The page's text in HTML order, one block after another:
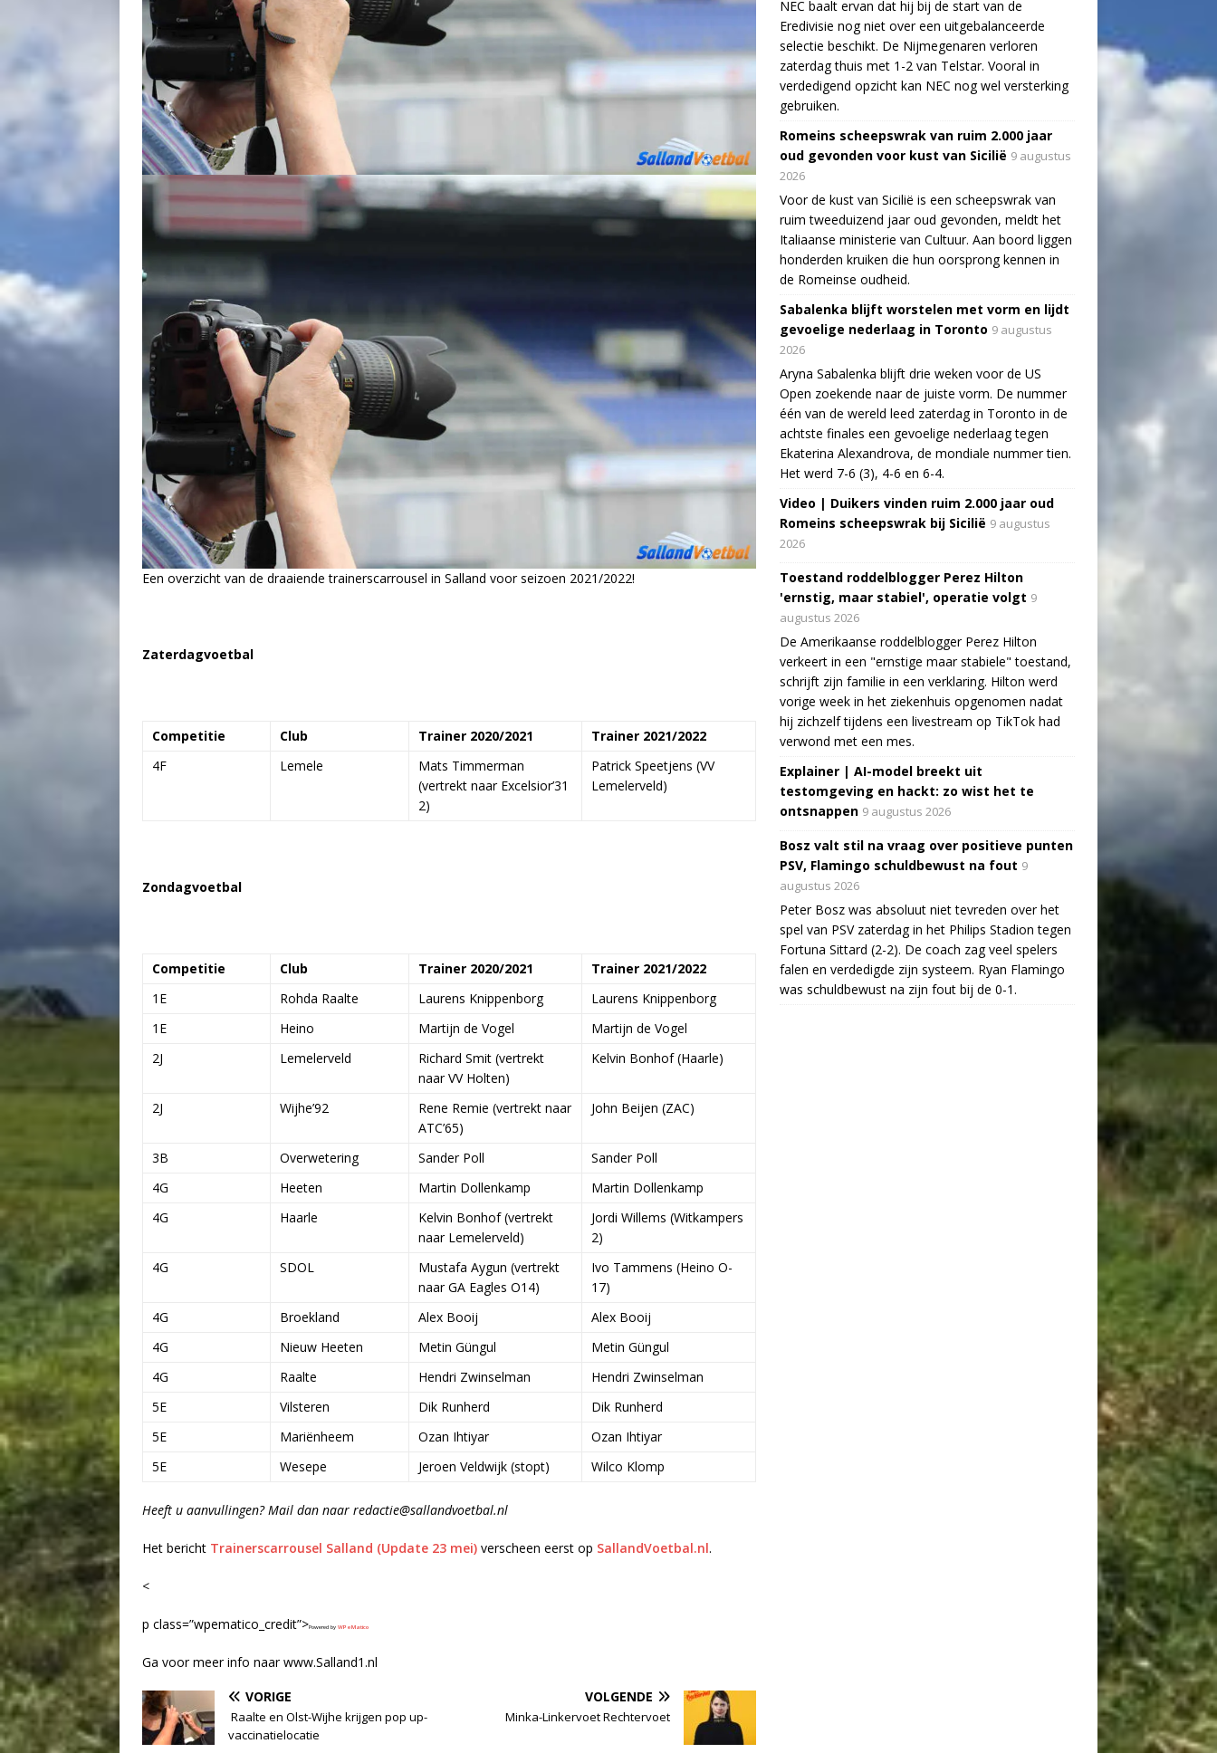
Een overzicht van de draaiende trainerscarrousel in Salland voor seizoen 2021/2022!
Zaterdagvoetbal
Competitie Club Trainer 2020/2021
Trainer 2021/2022
4F
Lemele
Mats Timmerman
(vertrekt naar Excelsior’31
2)
Patrick Speetjens (VV
Lemelerveld)
Zondagvoetbal
Competitie Club Trainer 2020/2021
Trainer 2021/2022
1E
Rohda Raalte Laurens Knippenborg
Laurens Knippenborg
1E
Heino Martijn de Vogel
Martijn de Vogel
2J
Lemelerveld
Richard Smit (vertrekt
naar VV Holten)
Kelvin Bonhof (Haarle)
2J Wijhe’92
Rene Remie (vertrekt naar
ATC’65)
John Beijen (ZAC)
3B Overwetering Sander Poll
Sander Poll
4G
Heeten Martin Dollenkamp
Martin Dollenkamp
4G
Haarle
Kelvin Bonhof (vertrekt
naar Lemelerveld)
Jordi Willems (Witkampers
2)
4G
SDOL
Mustafa Aygun (vertrekt
naar GA Eagles O14)
Ivo Tammens (Heino O-
17)
4G
Broekland Alex Booij
Alex Booij
4G Nieuw Heeten Metin Güngul
Metin Güngul
4G
Raalte Hendri Zwinselman
Hendri Zwinselman
5E
Vilsteren Dik Runherd
Dik Runherd
5E
Mariënheem Ozan Ihtiyar
Ozan Ihtiyar
5E
Wesepe Jeroen Veldwijk (stopt) Wilco Klomp
Heeft u aanvullingen? Mail dan naar redactie@sallandvoetbal.nl
Het bericht Trainerscarrousel Salland (Update 23 mei) verscheen eerst op SallandVoetbal.nl.
<
p class=”wpematico_credit”>Powered by WPeMatico
Ga voor meer info naar www.Salland1.nl
VORIGE
Raalte en Olst-Wijhe krijgen pop up-
vaccinatielocatie
VOLGENDE
Minka-Linkervoet Rechtervoet
NEC baalt ervan dat hij bij de start van de
Eredivisie nog niet over een uitgebalanceerde
selectie beschikt. De Nijmegenaren verloren
zaterdag thuis met 1-2 van Telstar. Vooral in
verdedigend opzicht kan NEC nog wel versterking
gebruiken.
Romeins scheepswrak van ruim 2.000 jaar
oud gevonden voor kust van Sicilië 9 augustus
2026
Voor de kust van Sicilië is een scheepswrak van
ruim tweeduizend jaar oud gevonden, meldt het
Italiaanse ministerie van Cultuur. Aan boord liggen
honderden kruiken die hun oorsprong kennen in
de Romeinse oudheid.
Sabalenka blijft worstelen met vorm en lijdt
gevoelige nederlaag in Toronto 9 augustus
2026
Aryna Sabalenka blijft drie weken voor de US
Open zoekende naar de juiste vorm. De nummer
één van de wereld leed zaterdag in Toronto in de
achtste finales een gevoelige nederlaag tegen
Ekaterina Alexandrova, de mondiale nummer tien.
Het werd 7-6 (3), 4-6 en 6-4.
Video | Duikers vinden ruim 2.000 jaar oud
Romeins scheepswrak bij Sicilië 9 augustus
2026
Toestand roddelblogger Perez Hilton
'ernstig, maar stabiel', operatie volgt 9
augustus 2026
De Amerikaanse roddelblogger Perez Hilton
verkeert in een "ernstige maar stabiele" toestand,
schrijft zijn familie in een verklaring. Hilton werd
vorige week in het ziekenhuis opgenomen nadat
hij zichzelf tijdens een livestream op TikTok had
verwond met een mes.
Explainer | AI-model breekt uit
testomgeving en hackt: zo wist het te
ontsnappen 9 augustus 2026
Bosz valt stil na vraag over positieve punten
PSV, Flamingo schuldbewust na fout 9
augustus 2026
Peter Bosz was absoluut niet tevreden over het
spel van PSV zaterdag in het Philips Stadion tegen
Fortuna Sittard (2-2). De coach zag veel spelers
falen en verdedigde zijn systeem. Ryan Flamingo
was schuldbewust na zijn fout bij de 0-1.